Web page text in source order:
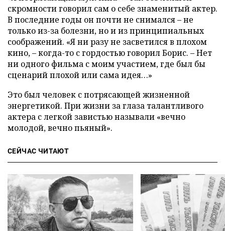
скромности говорил сам о себе знаменитый актер.
В последние годы он почти не снимался – не
только из-за болезни, но и из принципиальных
соображений. «Я ни разу не засветился в плохом
кино, – когда-то с гордостью говорил Борис. – Нет
ни одного фильма с моим участием, где был бы
сценарий плохой или сама идея…»
Это был человек с потрясающей жизненной
энергетикой. При жизни за глаза талантливого
актера с легкой завистью называли «вечно
молодой, вечно пьяный».
СЕЙЧАС ЧИТАЮТ